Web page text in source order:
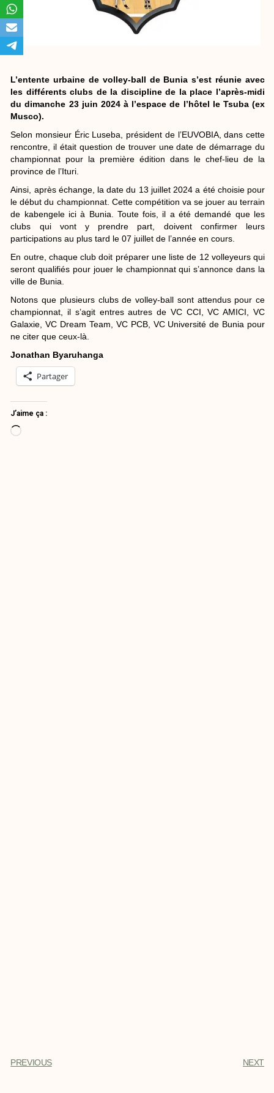
L’entente urbaine de volley-ball de Bunia s’est réunie avec
les différents clubs de la discipline de la place l’après-midi
du dimanche 23 juin 2024 à l’espace de l’hôtel le Tsuba (ex
Musco).
Selon monsieur Éric Luseba, président de l’EUVOBIA, dans cette
rencontre, il était question de trouver une date de démarrage du
championnat pour la première édition dans le chef-lieu de la
province de l’Ituri.
Ainsi, après échange, la date du 13 juillet 2024 a été choisie pour
le début du championnat. Cette compétition va se jouer au terrain
de kabengele ici à Bunia. Toute fois, il a été demandé que les
clubs qui vont y prendre part, doivent confirmer leurs
participations au plus tard le 07 juillet de l’année en cours.
En outre, chaque club doit préparer une liste de 12 volleyeurs qui
seront qualifiés pour jouer le championnat qui s’annonce dans la
ville de Bunia.
Notons que plusieurs clubs de volley-ball sont attendus pour ce
championnat, il s’agit entres autres de VC CCI, VC AMICI, VC
Galaxie, VC Dream Team, VC PCB, VC Université de Bunia pour
ne citer que ceux-là.
Jonathan Byaruhanga
Partager
J’aime ça :
PREVIOUS NEXT